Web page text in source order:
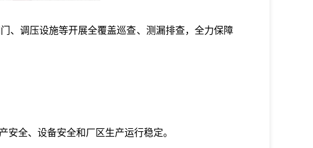
调压设施等开展全覆盖巡查、测漏排查，全力保障
全、设备安全和厂区生产运行稳定。